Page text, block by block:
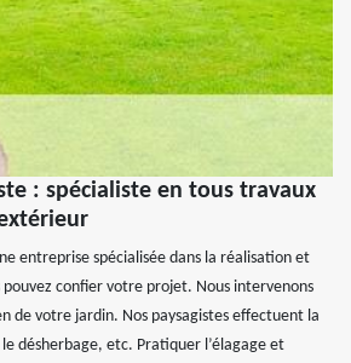
: spécialiste en tous travaux
entreprise spécialisée dans la réalisation et
pouvez confier votre projet. Nous intervenons
de votre jardin. Nos paysagistes effectuent la
désherbage, etc. Pratiquer l’élagage et